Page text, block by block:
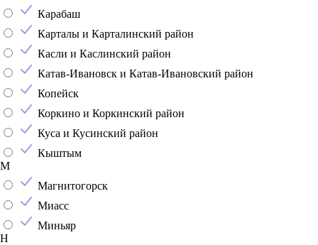
Карабаш
Карталы и Карталинский район
Касли и Каслинский район
Катав-Ивановск и Катав-Ивановский район
Копейск
Коркино и Коркинский район
Куса и Кусинский район
Кыштым
М
Магнитогорск
Миасс
Миньяр
Н